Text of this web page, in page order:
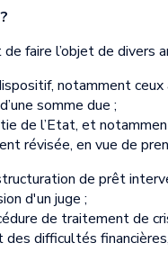
faire l’objet de divers
notamment ceux
somme due ;
de l’Etat, et
révisée, en vue de
de prêt
d'un juge ;
de traitement de
des difficultés